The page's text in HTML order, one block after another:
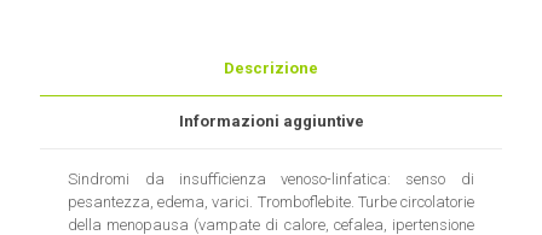
Descrizione
Informazioni aggiuntive
Sindromi da insufficienza venoso-linfatica: senso di
pesantezza, edema, varici. Tromboflebite. Turbe circolatorie
della menopausa (vampate di calore, cefalea, ipertensione